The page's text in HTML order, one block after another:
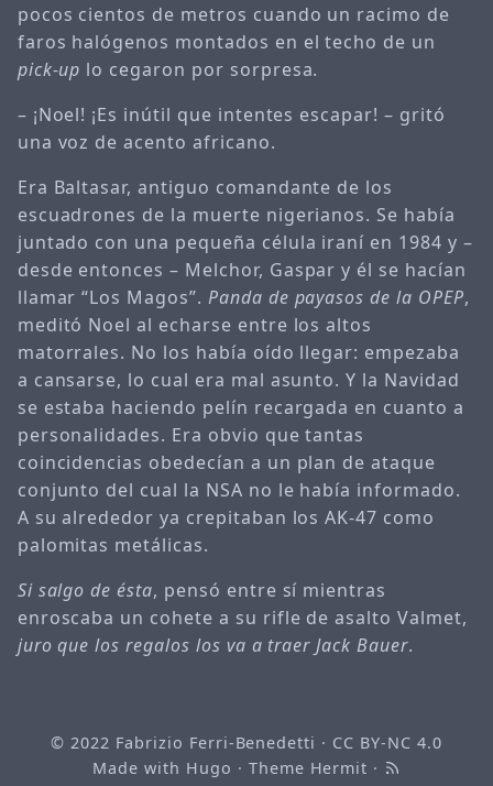
pocos cientos de metros cuando un racimo de
faros halógenos montados en el techo de un
pick-up lo cegaron por sorpresa.
– ¡Noel! ¡Es inútil que intentes escapar! – gritó
una voz de acento africano.
Era Baltasar, antiguo comandante de los
escuadrones de la muerte nigerianos. Se había
juntado con una pequeña célula iraní en 1984 y –
desde entonces – Melchor, Gaspar y él se hacían
llamar “Los Magos”. Panda de payasos de la OPEP,
meditó Noel al echarse entre los altos
matorrales. No los había oído llegar: empezaba
a cansarse, lo cual era mal asunto. Y la Navidad
se estaba haciendo pelín recargada en cuanto a
personalidades. Era obvio que tantas
coincidencias obedecían a un plan de ataque
conjunto del cual la NSA no le había informado.
A su alrededor ya crepitaban los AK-47 como
palomitas metálicas.
Si salgo de ésta, pensó entre sí mientras
enroscaba un cohete a su rifle de asalto Valmet,
juro que los regalos los va a traer Jack Bauer.
© 2022 Fabrizio Ferri-Benedetti · CC BY-NC 4.0
Made with Hugo · Theme Hermit ·